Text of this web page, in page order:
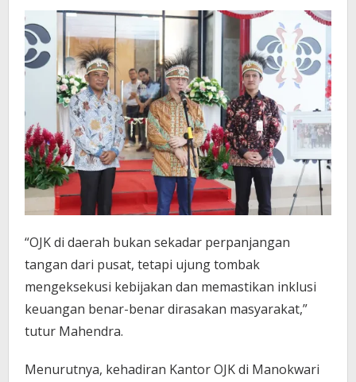
“OJK di daerah bukan sekadar perpanjangan
tangan dari pusat, tetapi ujung tombak
mengeksekusi kebijakan dan memastikan inklusi
keuangan benar-benar dirasakan masyarakat,”
tutur Mahendra.
Menurutnya, kehadiran Kantor OJK di Manokwari